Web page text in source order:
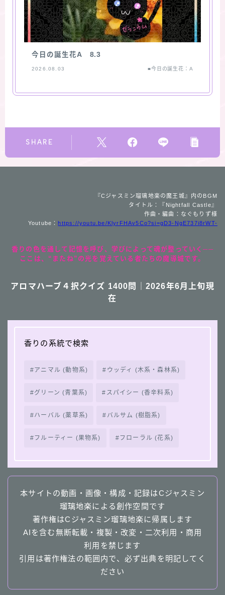
今日の誕生花A 8.3
2026.08.03 ■今日の誕生花：A
SHARE
『Cジャスミン瑠璃地楽の魔王城』内のBGM
タイトル：『Nightfall Castle』
作曲・編曲：なぐもりず様
Youtube：https://youtu.be/KlyrFHAv5Co?si=gD3-NgE737i8rWT-
香りの色を通して記憶を呼び、学びによって魂が整っていく──
ここは、“またね”の光を覚えている者たちの魔導城です。
アロマハーブ４択クイズ 1400問｜2026年6月上旬現
在
香りの系統で検索
アニマル (動物系) ウッディ (木系・森林系)
グリーン (青葉系) スパイシー (香辛料系)
ハーバル (薬草系) バルサム (樹脂系)
フルーティー (果物系) フローラル (花系)
本サイトの動画・画像・構成・記録はCジャスミン
瑠璃地楽による創作空間です
著作権はCジャスミン瑠璃地楽に帰属します
AIを含む無断転載・複製・改変・二次利用・商用
利用を禁じます
引用は著作権法の範囲内で、必ず出典を明記してく
ださい